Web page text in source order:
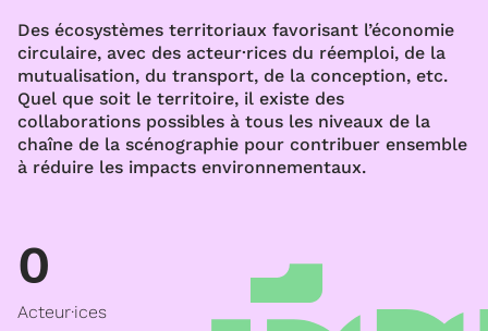
Des écosystèmes territoriaux favorisant l’économie
circulaire, avec des acteur·rices du réemploi, de la
mutualisation, du transport, de la conception, etc.
Quel que soit le territoire, il existe des
collaborations possibles à tous les niveaux de la
chaîne de la scénographie pour contribuer ensemble
à réduire les impacts environnementaux.
0
Acteur·ices